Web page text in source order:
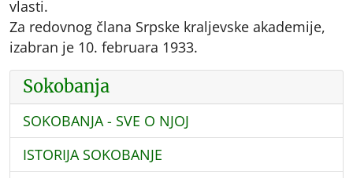
vlasti.
Za redovnog člana Srpske kraljevske akademije,
izabran je 10. februara 1933.
Sokobanja
SOKOBANJA - SVE O NJOJ
ISTORIJA SOKOBANJE